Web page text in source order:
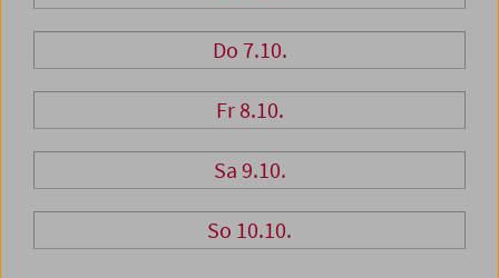
Do 7.10.
Fr 8.10.
Sa 9.10.
So 10.10.